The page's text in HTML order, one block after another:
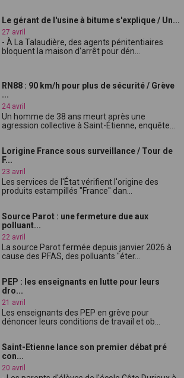
Le gérant de l'usine à bitume s'explique / Un...
27 avril
- À La Talaudière, des agents pénitentiaires
bloquent la maison d'arrêt pour dén...
RN88 : 90 km/h pour plus de sécurité / Grève
...
24 avril
Un homme de 38 ans meurt après une
agression collective à Saint-Étienne, enquête...
Lorigine France sous surveillance / Tour de
F...
23 avril
Les services de l'État vérifient l'origine des
produits estampillés "France" dan...
Source Parot : une fermeture due aux
polluant...
22 avril
La source Parot fermée depuis janvier 2026 à
cause des PFAS, des polluants "éter...
PEP : les enseignants en lutte pour leurs
dro...
21 avril
Les enseignants des PEP en grève pour
dénoncer leurs conditions de travail et ob...
Saint-Etienne lance son premier débat pré
con...
20 avril